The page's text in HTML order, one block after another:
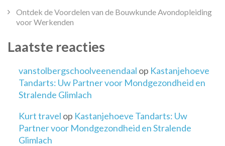
Ontdek de Voordelen van de Bouwkunde Avondopleiding
voor Werkenden
Laatste reacties
vanstolbergschoolveenendaal op Kastanjehoeve
Tandarts: Uw Partner voor Mondgezondheid en
Stralende Glimlach
Kurt travel op Kastanjehoeve Tandarts: Uw
Partner voor Mondgezondheid en Stralende
Glimlach